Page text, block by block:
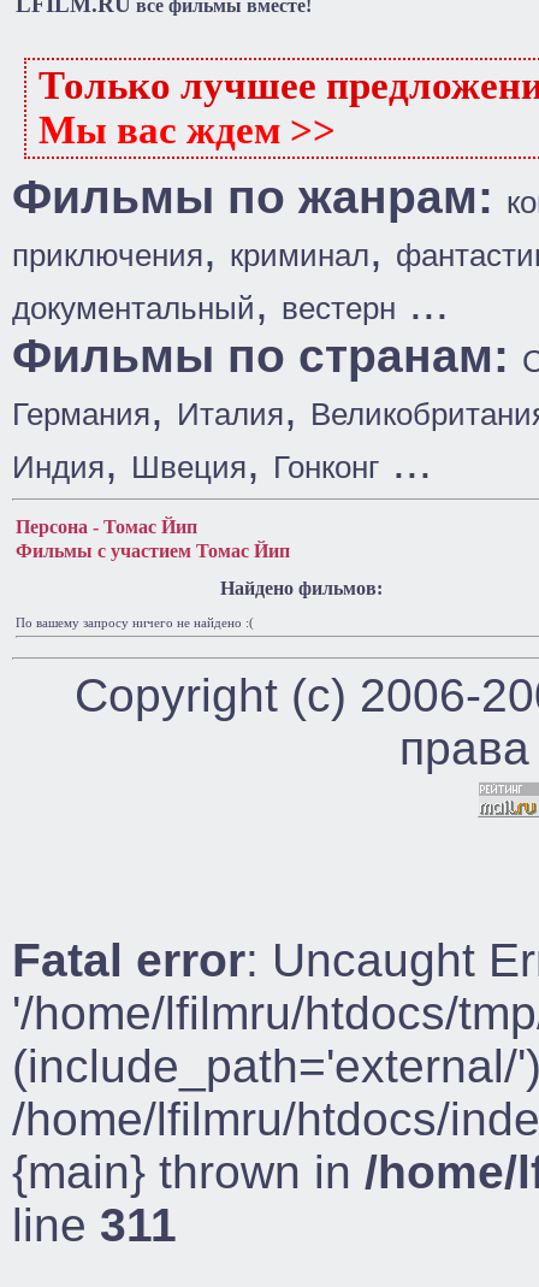
все фильмы вместе!
Только лучшее
Мы вас ждем >>
Фильмы по жанрам:
приключения, криминал,
документальный, вестерн ...
Фильмы по странам:
Германия, Италия,
Индия, Швеция, Гонконг ...
Персона - Томас Йип
Фильмы с участием Томас Йип
Найдено фильмов:
По вашему запросу ничего не найдено :(
Copyright (c) 2006-
Fatal error: Uncaught
'/home/lfilmru/htdocs/
(include_path='external/
/home/lfilmru/htdocs/
{main} thrown in /home/
line 311